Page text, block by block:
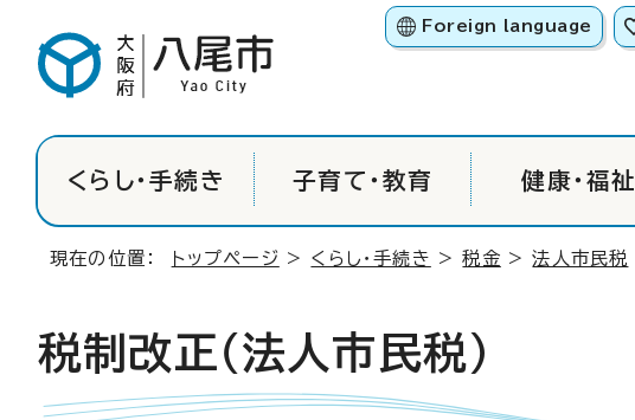
Foreign language
くらし・手続き 子育て・教育 健康・福祉
現在の位置： トップページ > くらし・手続き >税金 >法人市民税
税制改正（法人市民税）